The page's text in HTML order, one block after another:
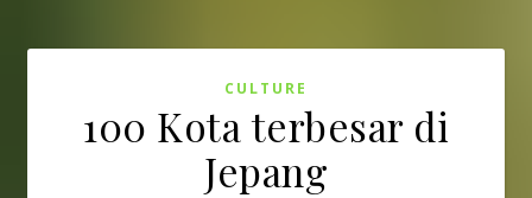
CULTURE
100 Kota terbesar di
Jepang